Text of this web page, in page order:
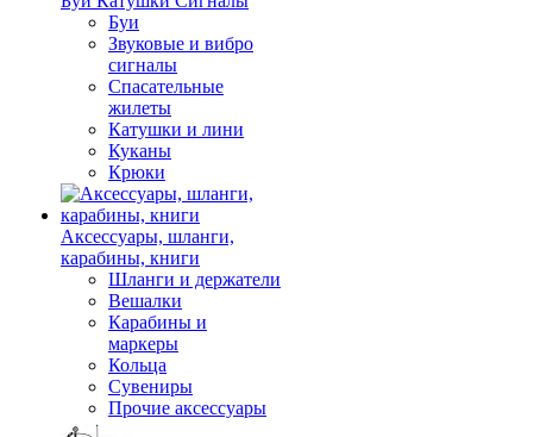
Буи
Звуковые и вибро
сигналы
Спасательные
жилеты
Катушки и лини
Куканы
Крюки
Аксессуары, шланги,
карабины, книги
Шланги и держатели
Вешалки
Карабины и
маркеры
Кольца
Сувениры
Прочие аксессуары